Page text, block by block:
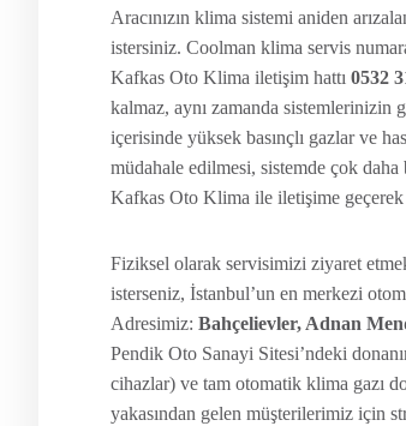
Aracınızın klima sistemi aniden
istersiniz. Coolman klima servis
Kafkas Oto Klima iletişim hattı 0532
kalmaz, aynı zamanda sistemlerinizin
içerisinde yüksek basınçlı gazlar ve
müdahale edilmesi, sistemde çok
Kafkas Oto Klima ile iletişime
Fiziksel olarak servisimizi ziyaret
isterseniz, İstanbul’un en merkezi
Adresimiz: Bahçelievler, Adnan
Pendik Oto Sanayi Sitesi’ndeki
cihazlar) ve tam otomatik klima gazı
yakasından gelen müşterilerimiz için